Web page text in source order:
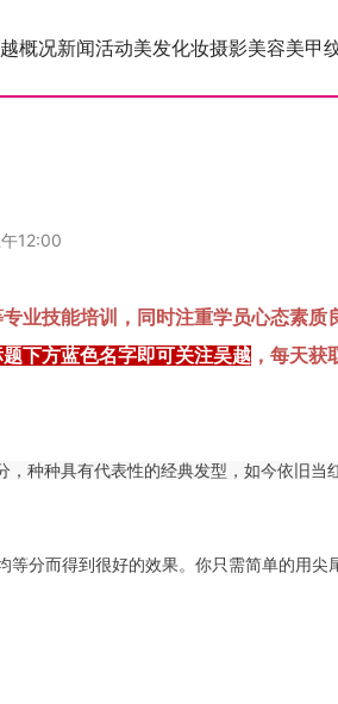
概况新闻活动美发化妆摄影美容美甲
12:00
业技能培训，同时注重学员心态素质
下方蓝色名字即可关注吴越 ，每天获
种种具有代表性的经典发型，如今依旧当红
分而得到很好的效果。你只需简单的用尖